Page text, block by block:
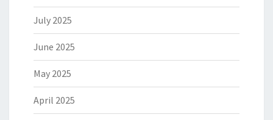
July 2025
June 2025
May 2025
April 2025